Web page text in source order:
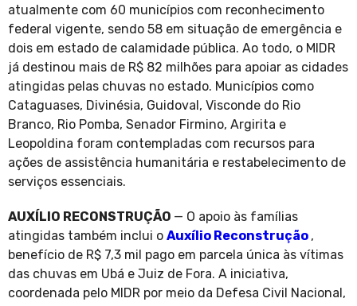
atualmente com 60 municípios com reconhecimento
federal vigente, sendo 58 em situação de emergência e
dois em estado de calamidade pública. Ao todo, o MIDR
já destinou mais de R$ 82 milhões para apoiar as cidades
atingidas pelas chuvas no estado. Municípios como
Cataguases, Divinésia, Guidoval, Visconde do Rio
Branco, Rio Pomba, Senador Firmino, Argirita e
Leopoldina foram contempladas com recursos para
ações de assistência humanitária e restabelecimento de
serviços essenciais.
AUXÍLIO RECONSTRUÇÃO — O apoio às famílias
atingidas também inclui o Auxílio Reconstrução ,
benefício de R$ 7,3 mil pago em parcela única às vítimas
das chuvas em Ubá e Juiz de Fora. A iniciativa,
coordenada pelo MIDR por meio da Defesa Civil Nacional,